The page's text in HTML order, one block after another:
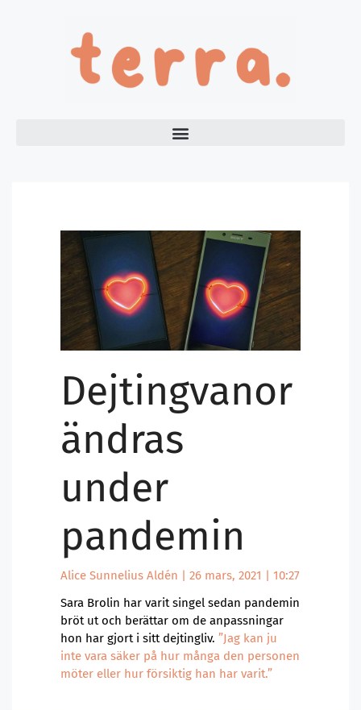
Dejtingvanor
ändras
under
pandemin
Alice Sunnelius Aldén 26 mars, 2021
10:27
Sara Brolin har varit singel sedan pandemin
bröt ut och berättar om de anpassningar
hon har gjort i sitt dejtingliv. ”Jag kan ju
inte vara säker på hur många den personen
möter eller hur försiktig han har varit.”